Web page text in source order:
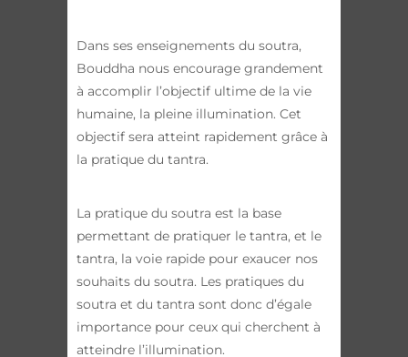
Dans ses enseignements du soutra,
Bouddha nous encourage grandement
à accomplir l’objectif ultime de la vie
humaine, la pleine illumination. Cet
objectif sera atteint rapidement grâce à
la pratique du tantra.
La pratique du soutra est la base
permettant de pratiquer le tantra, et le
tantra, la voie rapide pour exaucer nos
souhaits du soutra. Les pratiques du
soutra et du tantra sont donc d’égale
importance pour ceux qui cherchent à
atteindre l’illumination.